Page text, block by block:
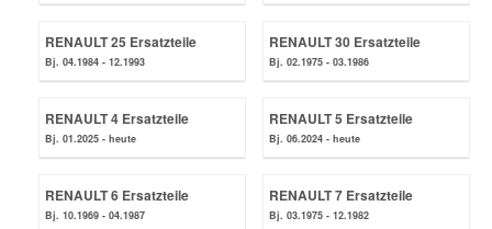
RENAULT 25 Ersatzteile
Bj. 04.1984 - 12.1993
RENAULT 30 Ersatzteile
Bj. 02.1975 - 03.1986
RENAULT 4 Ersatzteile
Bj. 01.2025 - heute
RENAULT 5 Ersatzteile
Bj. 06.2024 - heute
RENAULT 6 Ersatzteile
Bj. 10.1969 - 04.1987
RENAULT 7 Ersatzteile
Bj. 03.1975 - 12.1982
Mercedes Ersatzteile
Mini Ersatzteile
Mitsubishi Ersatzteile